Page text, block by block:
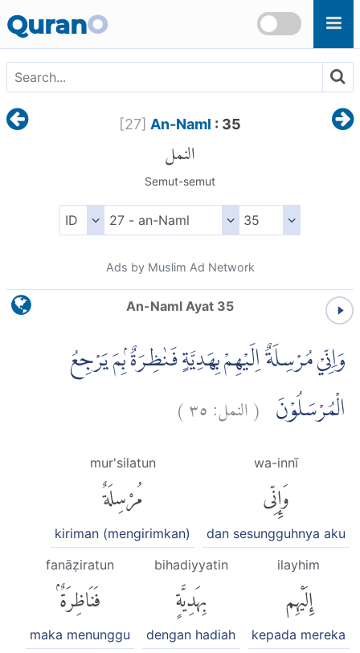
QuranO
[27] An-Naml : 35
النمل
Semut-semut
Ads by Muslim Ad Network
An-Naml Ayat 35
وَاِنِّيْ مُرْسِلَةٌ اِلَيْهِمْ بِهَدِيَّةٍ فَنٰظِرَةٌ ۢبِمَ يَرْجِعُ
الْمُرْسَلُوْنَ (النمل:٣٥)
wa-innī
وَإِنِّى
dan sesungguhnya aku
mur'silatun
مُرْسِلَةٌ
kiriman (mengirimkan)
ilayhim
إِلَيْهِم
kepada mereka
bihadiyyatin
بِهَدِيَّةٍ
dengan hadiah
fanāẓiratun
فَنَاظِرَةٌۢ
maka menunggu